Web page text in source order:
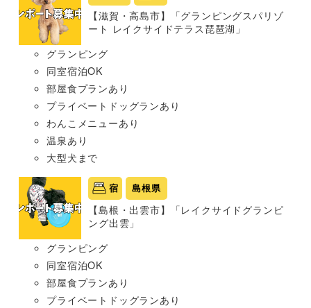
【滋賀・高島市】「グランピングスパリゾ
ート レイクサイドテラス琵琶湖」
グランピング
同室宿泊OK
部屋食プランあり
プライベートドッグランあり
わんこメニューあり
温泉あり
大型犬まで
宿 島根県
【島根・出雲市】「レイクサイドグランピ
ング出雲」
グランピング
同室宿泊OK
部屋食プランあり
プライベートドッグランあり